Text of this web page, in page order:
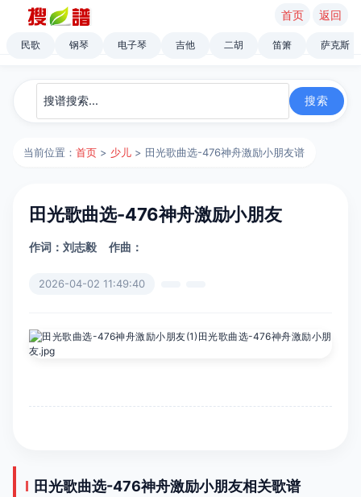
首页 返回
民歌 钢琴 电子琴 吉他 二胡 笛箫 萨克斯
当前位置：首页 > 少儿 > 田光歌曲选-476神舟激励小朋友谱
田光歌曲选-476神舟激励小朋友
作词：刘志毅 作曲：
2026-04-02 11:49:40
田光歌曲选-476神舟激励小朋友相关歌谱